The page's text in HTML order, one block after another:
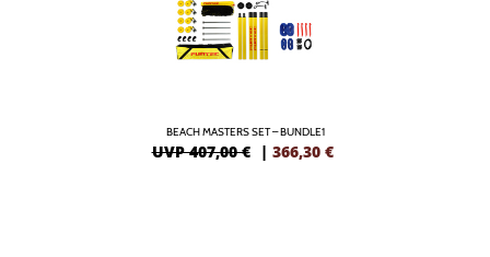
BEACH MASTERS SET – BUNDLE1
UVP 407,00 € | 366,30 €